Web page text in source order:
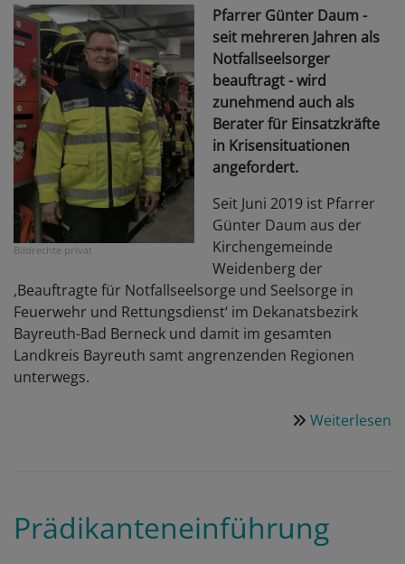
Bildrechte privat
Pfarrer Günter Daum -
seit mehreren Jahren als
Notfallseelsorger
beauftragt - wird
zunehmend auch als
Berater für Einsatzkräfte
in Krisensituationen
angefordert.
Seit Juni 2019 ist Pfarrer
Günter Daum aus der
Kirchengemeinde
Weidenberg der
‚Beauftragte für Notfallseelsorge und Seelsorge in
Feuerwehr und Rettungsdienst‘ im Dekanatsbezirk
Bayreuth-Bad Berneck und damit im gesamten
Landkreis Bayreuth samt angrenzenden Regionen
unterwegs.
Weiterlesen
Prädikanteneinführung